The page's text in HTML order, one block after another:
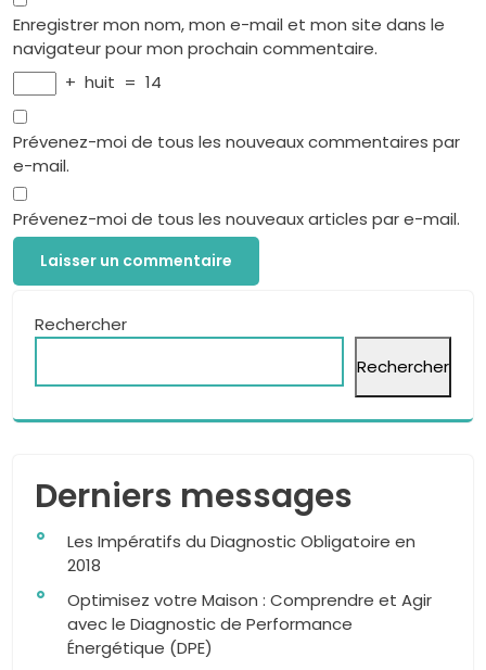
Enregistrer mon nom, mon e-mail et mon site dans le
navigateur pour mon prochain commentaire.
+ huit = 14
Prévenez-moi de tous les nouveaux commentaires par
e-mail.
Prévenez-moi de tous les nouveaux articles par e-mail.
Rechercher
Rechercher
Derniers messages
Les Impératifs du Diagnostic Obligatoire en
2018
Optimisez votre Maison : Comprendre et Agir
avec le Diagnostic de Performance
Énergétique (DPE)